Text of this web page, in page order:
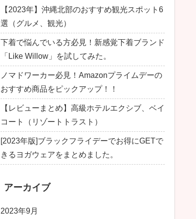
【2023年】沖縄北部のおすすめ観光スポット6
選（グルメ、観光）
下着で悩んでいる方必見！新感覚下着ブランド
「Like Willow」を試してみた。
ノマドワーカー必見！Amazonプライムデーの
おすすめ商品をピックアップ！！
【レビューまとめ】高級ホテルエクシブ、ベイ
コート（リゾートトラスト）
[2023年版]ブラックフライデーでお得にGETで
きるヨガウェアをまとめました。
アーカイブ
2023年9月